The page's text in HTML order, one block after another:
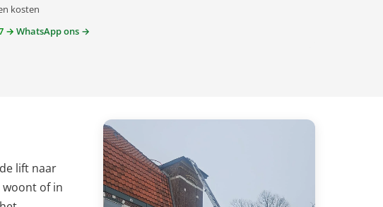
kosten
→ WhatsApp ons →
lift naar
woont of in